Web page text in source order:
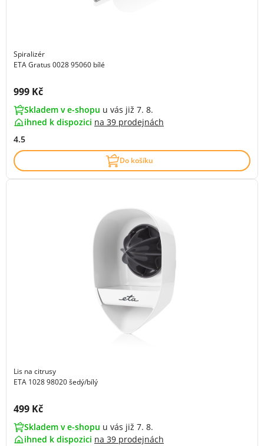
Spiralizér
ETA Gratus 0028 95060 bílé
Cena s DPH:
999 Kč
Skladem v e-shopu u vás již 7. 8.
ihned k dispozici na 39 prodejnách
4.5
Do košíku
Lis na citrusy
ETA 1028 98020 šedý/bílý
Cena s DPH:
499 Kč
Skladem v e-shopu u vás již 7. 8.
ihned k dispozici na 39 prodejnách